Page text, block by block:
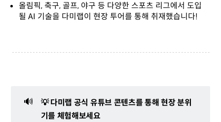
올림픽, 축구, 골프, 야구 등 다양한 스포츠 리그에서 도입
될 AI 기술을 다미랩이 현장 투어를 통해 취재했습니다!
🔊
💡 다미랩 공식 유튜브 콘텐츠를 통해 현장 분위
기를 체험해보세요